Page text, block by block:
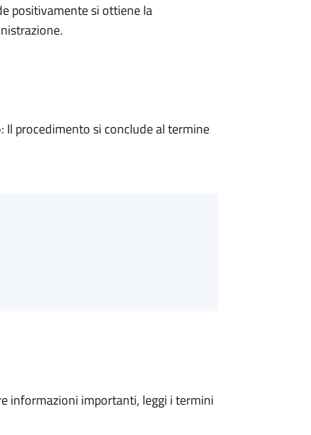
positivamente si ottiene la
procedimento si conclude al termine
informazioni importanti, leggi i termini